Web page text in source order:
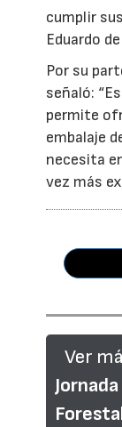
cumplir
Eduardo
Por su
señaló:
permite
embalaje
necesita
vez más
Ver